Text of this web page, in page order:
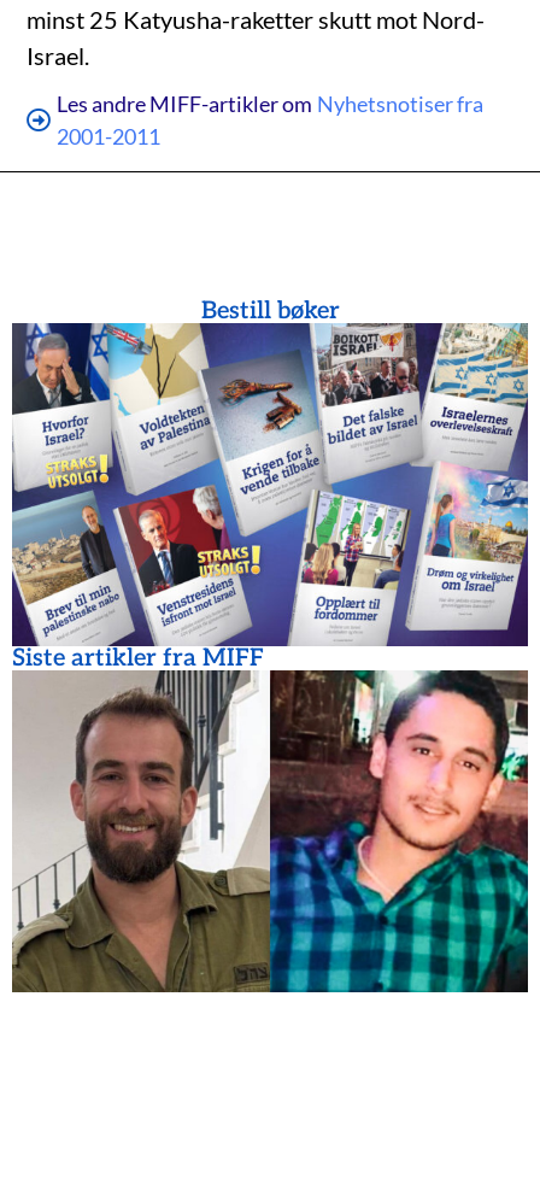
minst 25 Katyusha-raketter skutt mot Nord-
Israel.
Les andre MIFF-artikler om Nyhetsnotiser fra
2001-2011
Bestill bøker
Siste artikler fra MIFF